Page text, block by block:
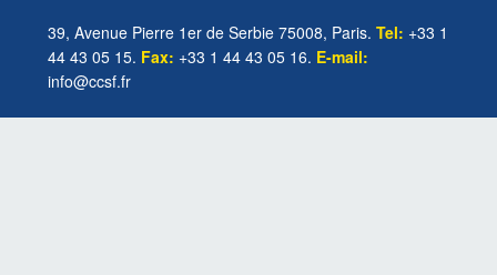
39, Avenue Pierre 1er de Serbie 75008, Paris. Tel: +33 1
44 43 05 15. Fax: +33 1 44 43 05 16. E-mail:
info@ccsf.fr